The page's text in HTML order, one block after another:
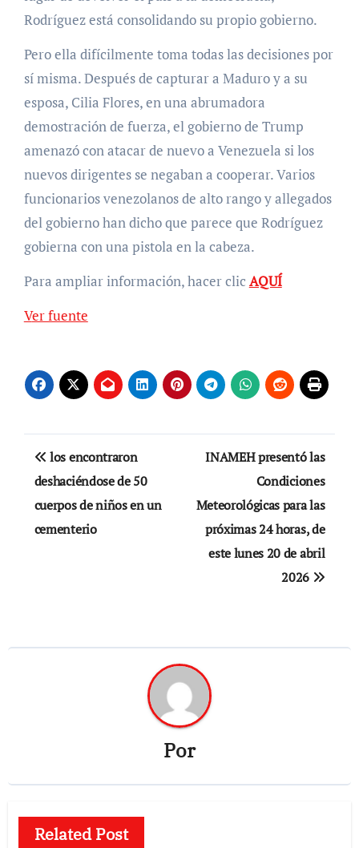
Rodríguez está consolidando su propio gobierno.
Pero ella difícilmente toma todas las decisiones por
sí misma. Después de capturar a Maduro y a su
esposa, Cilia Flores, en una abrumadora
demostración de fuerza, el gobierno de Trump
amenazó con atacar de nuevo a Venezuela si los
nuevos dirigentes se negaban a cooperar. Varios
funcionarios venezolanos de alto rango y allegados
del gobierno han dicho que parece que Rodríguez
gobierna con una pistola en la cabeza.
Para ampliar información, hacer clic AQUÍ
Ver fuente
Navegación
de
entradas
los encontraron
deshaciéndose de 50
cuerpos de niños en un
cementerio
INAMEH presentó las
Condiciones
Meteorológicas para las
próximas 24 horas, de
este lunes 20 de abril
2026
Por
Related Post